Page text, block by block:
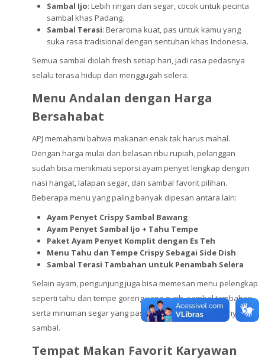
Sambal Ijo: Lebih ringan dan segar, cocok untuk pecinta
sambal khas Padang.
Sambal Terasi: Beraroma kuat, pas untuk kamu yang
suka rasa tradisional dengan sentuhan khas Indonesia.
Semua sambal diolah fresh setiap hari, jadi rasa pedasnya
selalu terasa hidup dan menggugah selera.
Menu Andalan dengan Harga
Bersahabat
APJ memahami bahwa makanan enak tak harus mahal.
Dengan harga mulai dari belasan ribu rupiah, pelanggan
sudah bisa menikmati seporsi ayam penyet lengkap dengan
nasi hangat, lalapan segar, dan sambal favorit pilihan.
Beberapa menu yang paling banyak dipesan antara lain:
Ayam Penyet Crispy Sambal Bawang
Ayam Penyet Sambal Ijo + Tahu Tempe
Paket Ayam Penyet Komplit dengan Es Teh
Menu Tahu dan Tempe Crispy Sebagai Side Dish
Sambal Terasi Tambahan untuk Penambah Selera
Selain ayam, pengunjung juga bisa memesan menu pelengkap
seperti tahu dan tempe goreng yang gurih, sambal tambahan,
serta minuman segar yang pas untuk meredam pedasnya
sambal.
Tempat Makan Favorit Karyawan